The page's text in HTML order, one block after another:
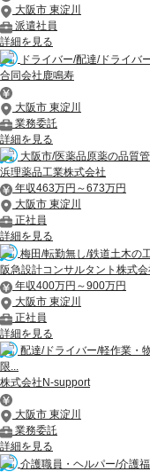
大阪市 東淀川
派遣社員
詳細を見る
ドライバー/配達/ドライバ
合同会社鹿鳴寿
大阪市 東淀川
業務委託
詳細を見る
大阪市/医薬品原薬の品質
浜理薬品工業株式会社
年収463万円～673万円
大阪市 東淀川
正社員
詳細を見る
梅田/転勤無し/鉄道土木の
阪急設計コンサルタント株式会
年収400万円～900万円
大阪市 東淀川
正社員
詳細を見る
配達/ドライバー/軽作業・
限...
株式会社N-support
大阪市 東淀川
業務委託
詳細を見る
介護職員・ヘルパー/介護